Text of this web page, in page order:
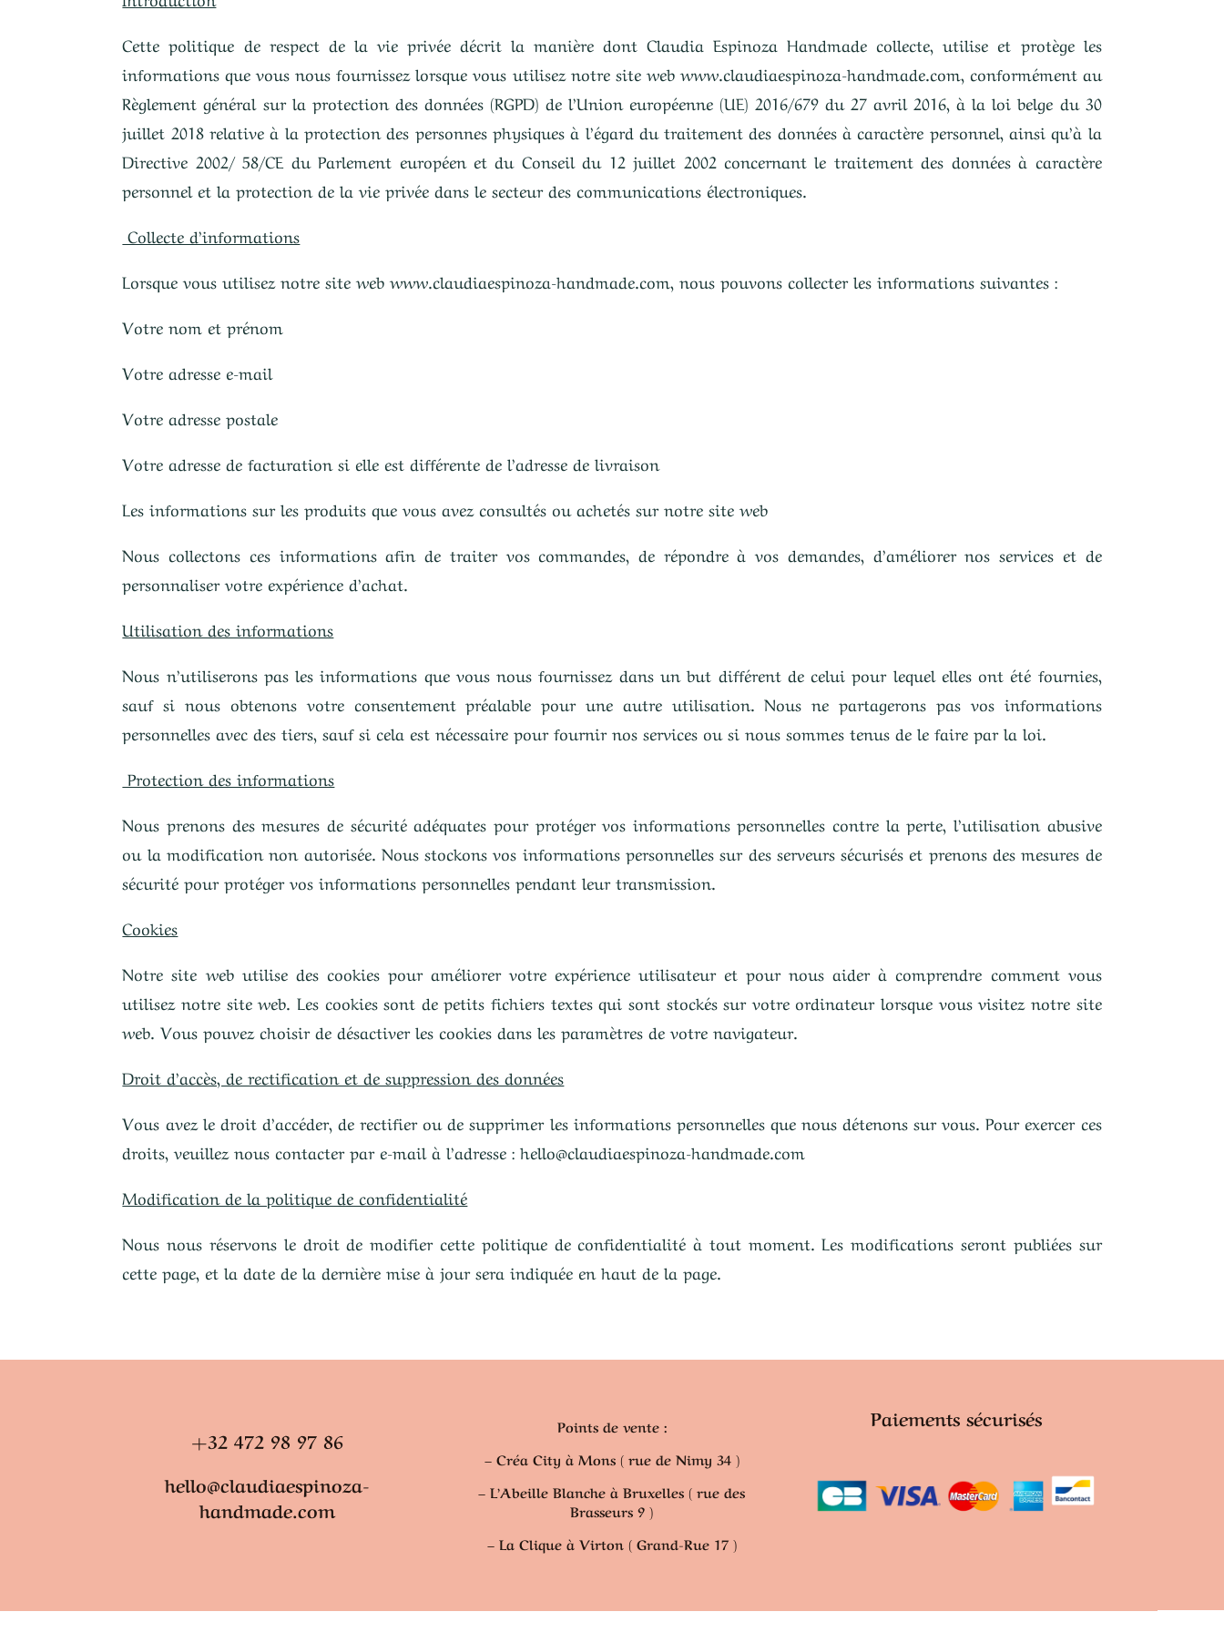
Cette politique de respect de la vie privée décrit la manière dont Claudia Espinoza Handmade collecte, utilise et protège les
informations que vous nous fournissez lorsque vous utilisez notre site web www.claudiaespinoza-handmade.com, conformément au
Règlement général sur la protection des données (RGPD) de l’Union européenne (UE) 2016/679 du 27 avril 2016, à la loi belge du 30
juillet 2018 relative à la protection des personnes physiques à l’égard du traitement des données à caractère personnel, ainsi qu’à la
Directive 2002/ 58/CE du Parlement européen et du Conseil du 12 juillet 2002 concernant le traitement des données à caractère
personnel et la protection de la vie privée dans le secteur des communications électroniques.
Collecte d’informations
Lorsque vous utilisez notre site web www.claudiaespinoza-handmade.com, nous pouvons collecter les informations suivantes :
Votre nom et prénom
Votre adresse e-mail
Votre adresse postale
Votre adresse de facturation si elle est différente de l’adresse de livraison
Les informations sur les produits que vous avez consultés ou achetés sur notre site web
Nous collectons ces informations afin de traiter vos commandes, de répondre à vos demandes, d’améliorer nos services et de
personnaliser votre expérience d’achat.
Utilisation des informations
Nous n’utiliserons pas les informations que vous nous fournissez dans un but différent de celui pour lequel elles ont été fournies,
sauf si nous obtenons votre consentement préalable pour une autre utilisation. Nous ne partagerons pas vos informations
personnelles avec des tiers, sauf si cela est nécessaire pour fournir nos services ou si nous sommes tenus de le faire par la loi.
Protection des informations
Nous prenons des mesures de sécurité adéquates pour protéger vos informations personnelles contre la perte, l’utilisation abusive
ou la modification non autorisée. Nous stockons vos informations personnelles sur des serveurs sécurisés et prenons des mesures de
sécurité pour protéger vos informations personnelles pendant leur transmission.
Cookies
Notre site web utilise des cookies pour améliorer votre expérience utilisateur et pour nous aider à comprendre comment vous
utilisez notre site web. Les cookies sont de petits fichiers textes qui sont stockés sur votre ordinateur lorsque vous visitez notre site
web. Vous pouvez choisir de désactiver les cookies dans les paramètres de votre navigateur.
Droit d’accès, de rectification et de suppression des données
Vous avez le droit d’accéder, de rectifier ou de supprimer les informations personnelles que nous détenons sur vous. Pour exercer ces
droits, veuillez nous contacter par e-mail à l’adresse :hello@claudiaespinoza-handmade.com
Modification de la politique de confidentialité
Nous nous réservons le droit de modifier cette politique de confidentialité à tout moment. Les modifications seront publiées sur
cette page, et la date de la dernière mise à jour sera indiquée en haut de la page.
+32 472 98 97 86
hello@claudiaespinoza-
handmade.com
Points de vente :
– Créa City à Mons ( rue de Nimy 34 )
– L’Abeille Blanche à Bruxelles ( rue des
Brasseurs 9 )
– La Clique à Virton ( Grand-Rue 17 )
Paiements sécurisés